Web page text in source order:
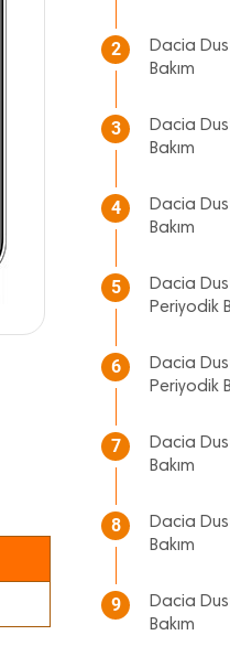
2
Dacia
Bakım
3
Dacia
Bakım
4
Dacia
Bakım
5
Dacia
Periyodik
6
Dacia
Periyodik
7
Dacia
Bakım
8
Dacia
Bakım
9
Dacia
Bakım